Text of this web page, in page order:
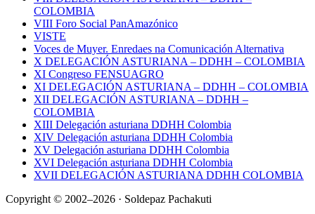
COLOMBIA
VIII Foro Social PanAmazónico
VISTE
Voces de Muyer. Enredaes na Comunicación Alternativa
X DELEGACIÓN ASTURIANA – DDHH – COLOMBIA
XI Congreso FENSUAGRO
XI DELEGACIÓN ASTURIANA – DDHH – COLOMBIA
XII DELEGACIÓN ASTURIANA – DDHH –
COLOMBIA
XIII Delegación asturiana DDHH Colombia
XIV Delegación asturiana DDHH Colombia
XV Delegación asturiana DDHH Colombia
XVI Delegación asturiana DDHH Colombia
XVII DELEGACIÓN ASTURIANA DDHH COLOMBIA
Copyright © 2002–2026 · Soldepaz Pachakuti